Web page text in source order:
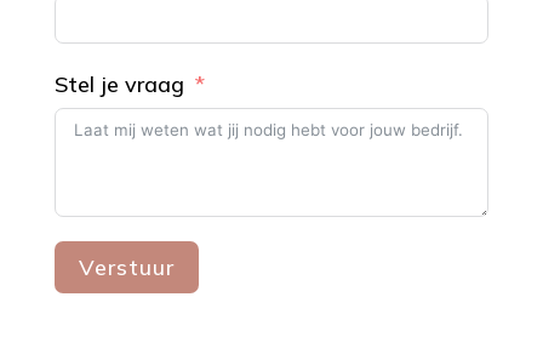
Stel je vraag
Verstuur